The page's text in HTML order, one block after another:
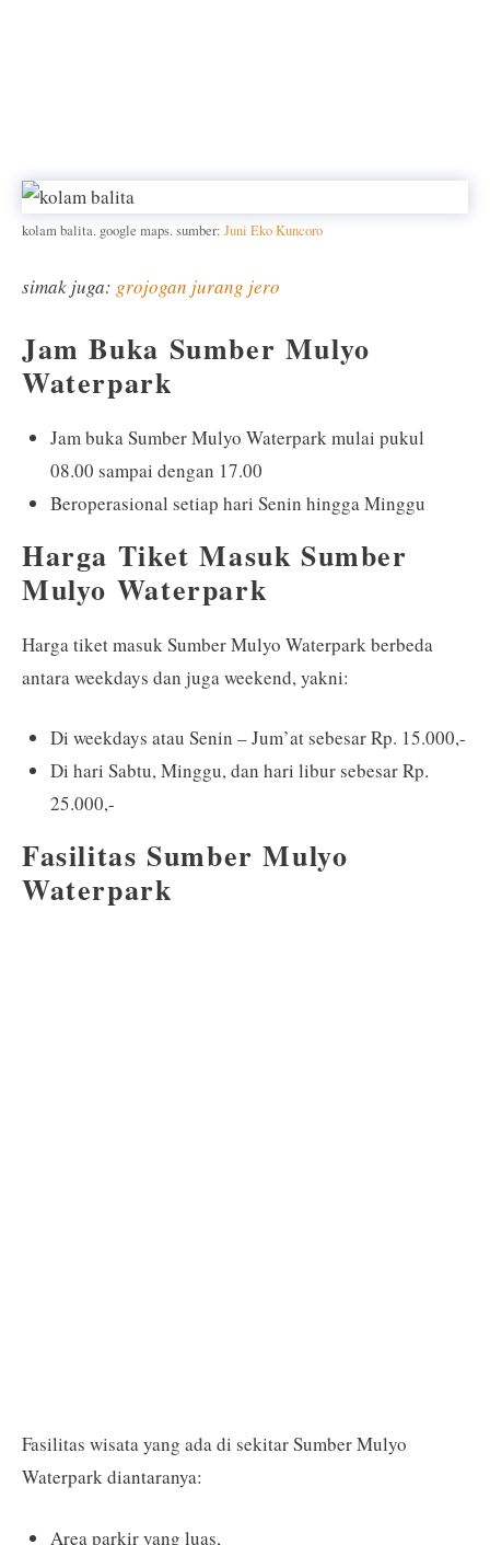
kolam balita. google maps. sumber: Juni Eko Kuncoro
simak juga: grojogan jurang jero
Jam Buka Sumber Mulyo
Waterpark
Jam buka Sumber Mulyo Waterpark mulai pukul
08.00 sampai dengan 17.00
Beroperasional setiap hari Senin hingga Minggu
Harga Tiket Masuk Sumber
Mulyo Waterpark
Harga tiket masuk Sumber Mulyo Waterpark berbeda
antara weekdays dan juga weekend, yakni:
Di weekdays atau Senin – Jum’at sebesar Rp. 15.000,-
Di hari Sabtu, Minggu, dan hari libur sebesar Rp.
25.000,-
Fasilitas Sumber Mulyo
Waterpark
Fasilitas wisata yang ada di sekitar Sumber Mulyo
Waterpark diantaranya:
Area parkir yang luas,